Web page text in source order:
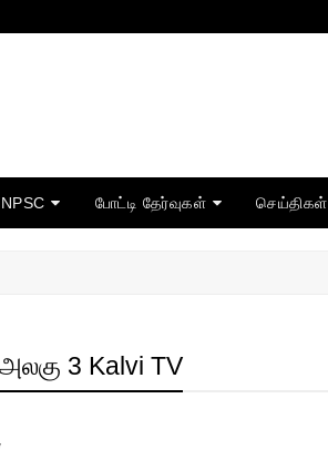
போட்டி தேர்வுகள் செய்திகள்
3 Kalvi TV